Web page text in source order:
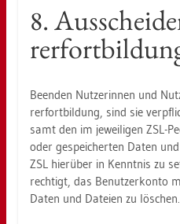
8.
Be­en­den Nut­ze­rin­nen und
rer­fort­bil­dung, sind sie
samt den im je­wei­li­gen ZSL-
oder ge­spei­cher­ten Daten
ZSL hier­über in Kennt­nis zu
rech­tigt, das Be­nut­zer­kon­to
Daten und Da­tei­en zu lö­schen.